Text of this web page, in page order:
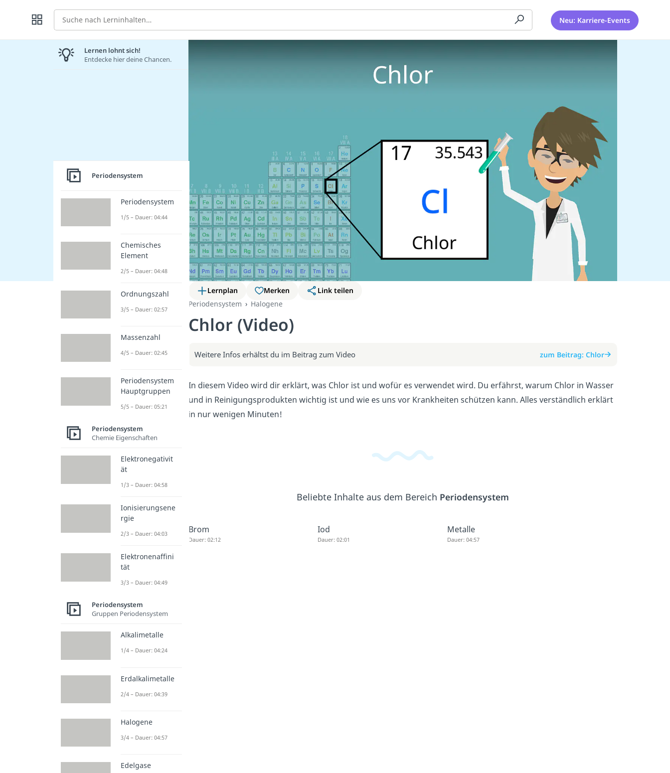
Suche Neu: Karriere-Events
Lernplan Merken
Link teilen
Periodensystem
Halogene
Chlor (Video)
Weitere Infos erhältst du im Beitrag zum Video zum Beitrag: Chlor
In diesem Video wird dir erklärt, was Chlor ist und wofür es verwendet wird. Du erfährst, warum Chlor in Wasser
und in Reinigungsprodukten wichtig ist und wie es uns vor Krankheiten schützen kann. Alles verständlich erklärt
in nur wenigen Minuten!
Beliebte Inhalte aus dem Bereich Periodensystem
Brom
Dauer: 02:12
Iod
Dauer: 02:01
Metalle
Dauer: 04:57
Lernen lohnt sich!
Entdecke hier deine Chancen.
Periodensystem
Periodensystem
1/5 – Dauer: 04:44
Chemisches
Element
2/5 – Dauer: 04:48
Ordnungszahl
3/5 – Dauer: 02:57
Massenzahl
4/5 – Dauer: 02:45
Periodensystem
Hauptgruppen
5/5 – Dauer: 05:21
Periodensystem
Chemie Eigenschaften
Elektronegativit
ät
1/3 – Dauer: 04:58
Ionisierungsene
rgie
2/3 – Dauer: 04:03
Elektronenaffini
tät
3/3 – Dauer: 04:49
Periodensystem
Gruppen Periodensystem
Alkalimetalle
1/4 – Dauer: 04:24
Erdalkalimetalle
2/4 – Dauer: 04:39
Halogene
3/4 – Dauer: 04:57
Edelgase